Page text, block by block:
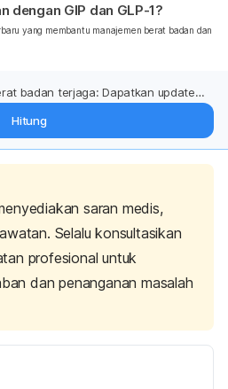
dengan GIP dan GLP-1?
yang membantu manajemen berat badan dan
badan terjaga: Dapatkan update
Hitung
saran medis,
Selalu konsultasikan
profesional untuk
dan penanganan masalah